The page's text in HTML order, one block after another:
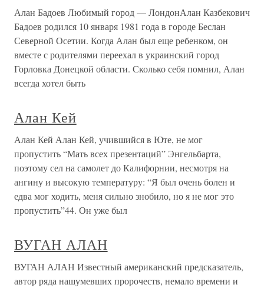
Алан Бадоев Любимый город — ЛондонАлан Казбекович
Бадоев родился 10 января 1981 года в городе Беслан
Северной Осетии. Когда Алан был еще ребенком, он
вместе с родителями переехал в украинский город
Горловка Донецкой области. Сколько себя помнил, Алан
всегда хотел быть
Алан Кей
Алан Кей Алан Кей, учившийся в Юте, не мог
пропустить “Мать всех презентаций” Энгельбарта,
поэтому сел на самолет до Калифорнии, несмотря на
ангину и высокую температуру: “Я был очень болен и
едва мог ходить, меня сильно знобило, но я не мог это
пропустить”44. Он уже был
ВУГАН АЛАН
ВУГАН АЛАН Известный американский предсказатель,
автор ряда нашумевших пророчеств, немало времени и